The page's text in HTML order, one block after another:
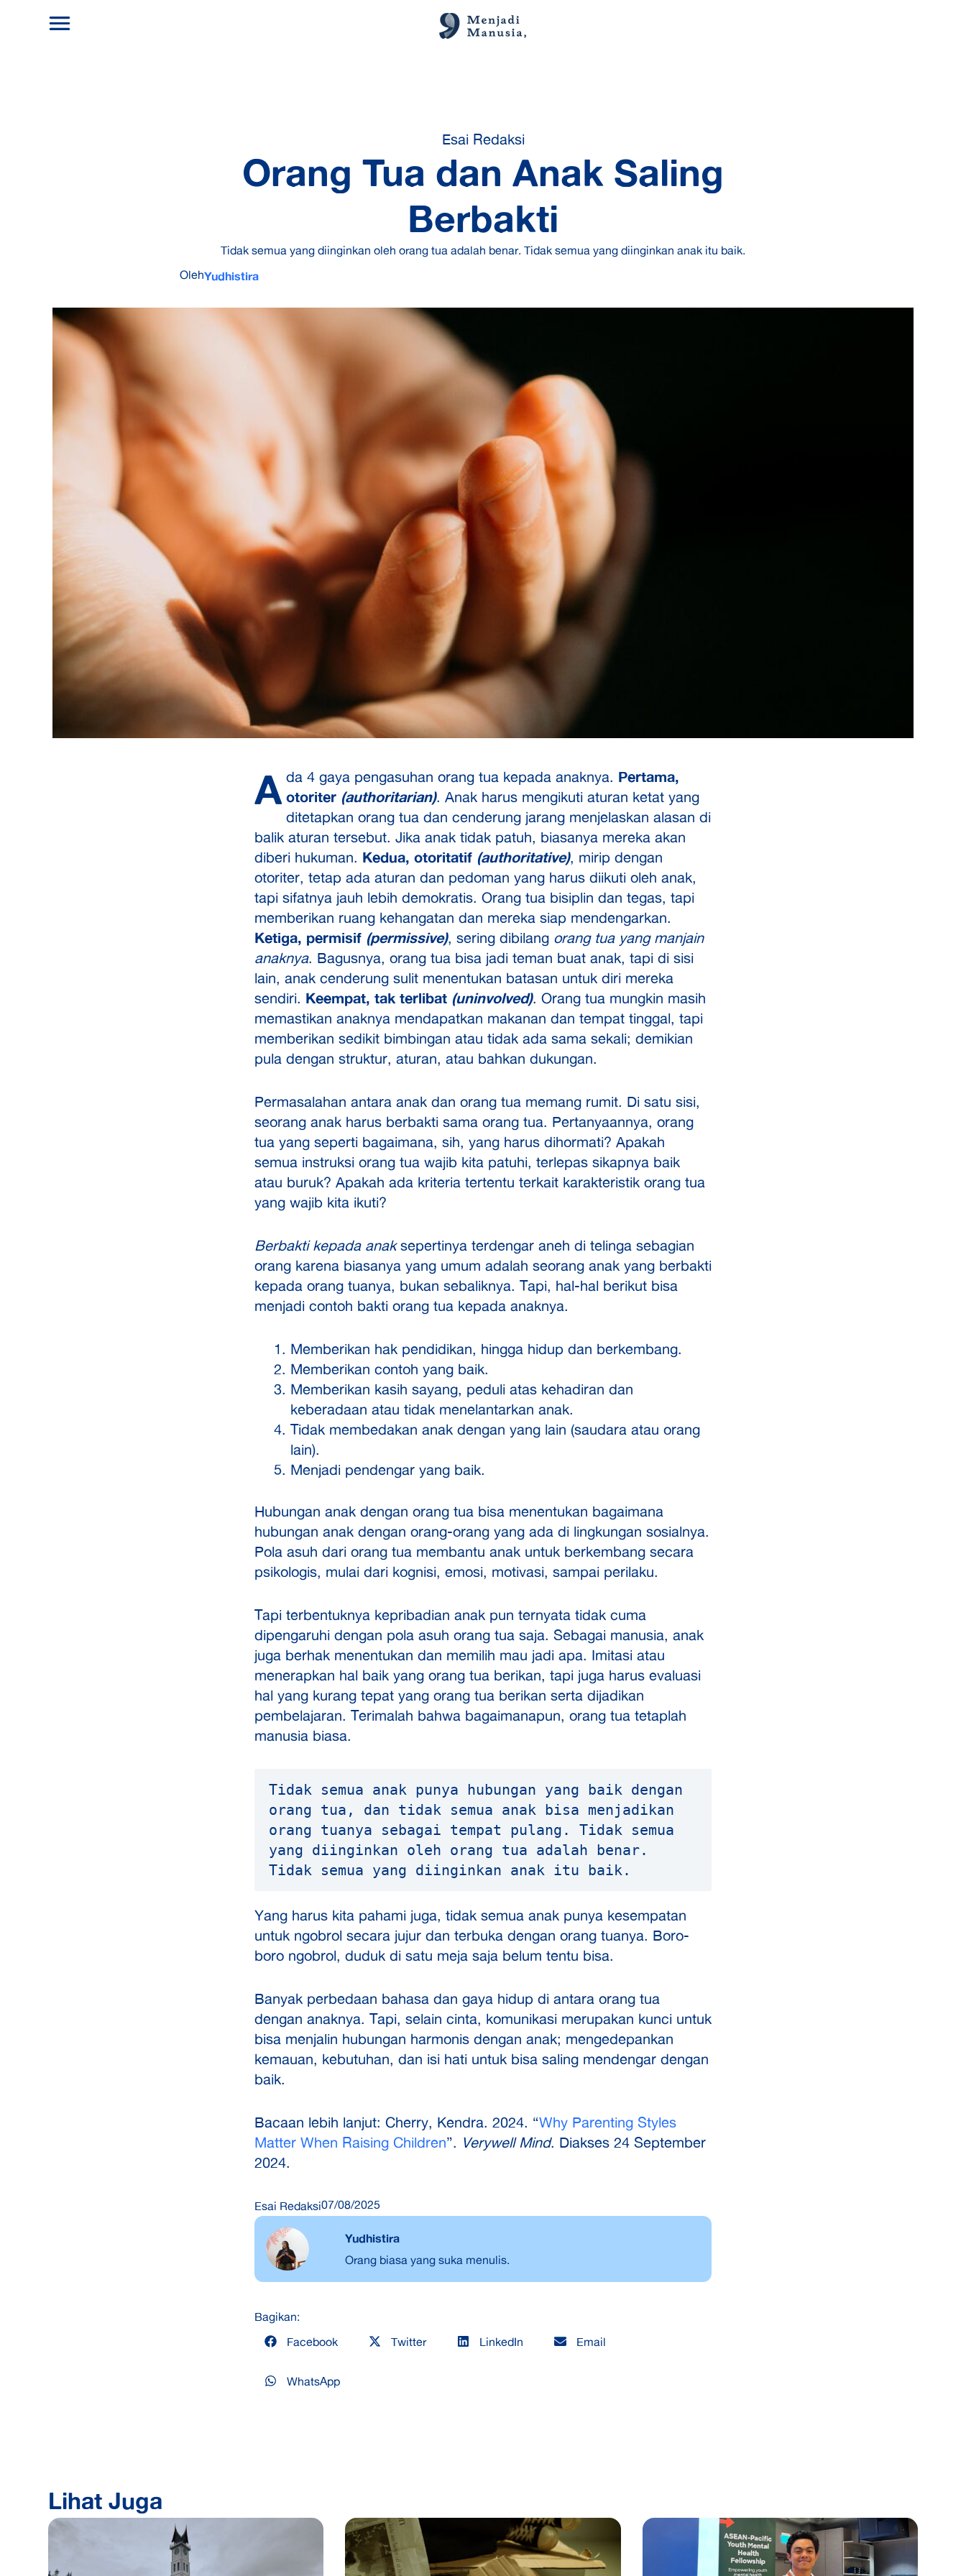
Esai Redaksi
Orang Tua dan Anak Saling
Berbakti
Tidak semua yang diinginkan oleh orang tua adalah benar. Tidak semua yang diinginkan anak itu baik.
OlehYudhistira
A da 4 gaya pengasuhan orang tua kepada anaknya. Pertama,
otoriter (authoritarian). Anak harus mengikuti aturan ketat yang
ditetapkan orang tua dan cenderung jarang menjelaskan alasan di
balik aturan tersebut. Jika anak tidak patuh, biasanya mereka akan
diberi hukuman. Kedua, otoritatif (authoritative), mirip dengan
otoriter, tetap ada aturan dan pedoman yang harus diikuti oleh anak,
tapi sifatnya jauh lebih demokratis. Orang tua bisiplin dan tegas, tapi
memberikan ruang kehangatan dan mereka siap mendengarkan.
Ketiga, permisif (permissive), sering dibilang orang tua yang manjain
anaknya. Bagusnya, orang tua bisa jadi teman buat anak, tapi di sisi
lain, anak cenderung sulit menentukan batasan untuk diri mereka
sendiri. Keempat, tak terlibat (uninvolved). Orang tua mungkin masih
memastikan anaknya mendapatkan makanan dan tempat tinggal, tapi
memberikan sedikit bimbingan atau tidak ada sama sekali; demikian
pula dengan struktur, aturan, atau bahkan dukungan.
Permasalahan antara anak dan orang tua memang rumit. Di satu sisi,
seorang anak harus berbakti sama orang tua. Pertanyaannya, orang
tua yang seperti bagaimana, sih, yang harus dihormati? Apakah
semua instruksi orang tua wajib kita patuhi, terlepas sikapnya baik
atau buruk? Apakah ada kriteria tertentu terkait karakteristik orang tua
yang wajib kita ikuti?
Berbakti kepada anaksepertinya terdengar aneh di telinga sebagian
orang karena biasanya yang umum adalah seorang anak yang berbakti
kepada orang tuanya, bukan sebaliknya. Tapi, hal-hal berikut bisa
menjadi contoh bakti orang tua kepada anaknya.
Memberikan hak pendidikan, hingga hidup dan berkembang.
Memberikan contoh yang baik.
Memberikan kasih sayang, peduli atas kehadiran dan
keberadaan atau tidak menelantarkan anak.
Tidak membedakan anak dengan yang lain (saudara atau orang
lain).
Menjadi pendengar yang baik.
Hubungan anak dengan orang tua bisa menentukan bagaimana
hubungan anak dengan orang-orang yang ada di lingkungan sosialnya.
Pola asuh dari orang tua membantu anak untuk berkembang secara
psikologis, mulai dari kognisi, emosi, motivasi, sampai perilaku.
Tapi terbentuknya kepribadian anak pun ternyata tidak cuma
dipengaruhi dengan pola asuh orang tua saja. Sebagai manusia, anak
juga berhak menentukan dan memilih mau jadi apa. Imitasi atau
menerapkan hal baik yang orang tua berikan, tapi juga harus evaluasi
hal yang kurang tepat yang orang tua berikan serta dijadikan
pembelajaran. Terimalah bahwa bagaimanapun, orang tua tetaplah
manusia biasa.
Tidak semua anak punya hubungan yang baik dengan
orang tua, dan tidak semua anak bisa menjadikan
orang tuanya sebagai tempat pulang. Tidak semua
yang diinginkan oleh orang tua adalah benar.
Tidak semua yang diinginkan anak itu baik.
Yang harus kita pahami juga, tidak semua anak punya kesempatan
untuk ngobrol secara jujur dan terbuka dengan orang tuanya. Boro-
boro ngobrol, duduk di satu meja saja belum tentu bisa.
Banyak perbedaan bahasa dan gaya hidup di antara orang tua
dengan anaknya. Tapi, selain cinta, komunikasi merupakan kunci untuk
bisa menjalin hubungan harmonis dengan anak; mengedepankan
kemauan, kebutuhan, dan isi hati untuk bisa saling mendengar dengan
baik.
Bacaan lebih lanjut: Cherry, Kendra. 2024. “Why Parenting Styles
Matter When Raising Children”. Verywell Mind. Diakses 24 September
2024.
Esai Redaksi07/08/2025
Yudhistira
Orang biasa yang suka menulis.
Bagikan:
Facebook
Twitter LinkedIn Email
WhatsApp
Lihat Juga